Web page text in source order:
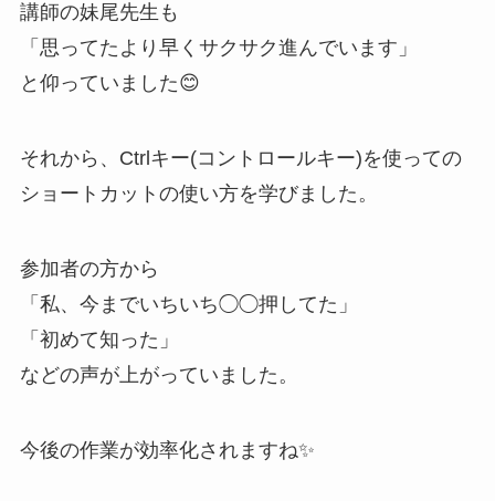
講師の妹尾先生も
「思ってたより早くサクサク進んでいます」
と仰っていました😊
それから、Ctrlキー(コントロールキー)を使っての
ショートカットの使い方を学びました。
参加者の方から
「私、今までいちいち◯◯押してた」
「初めて知った」
などの声が上がっていました。
今後の作業が効率化されますね✨